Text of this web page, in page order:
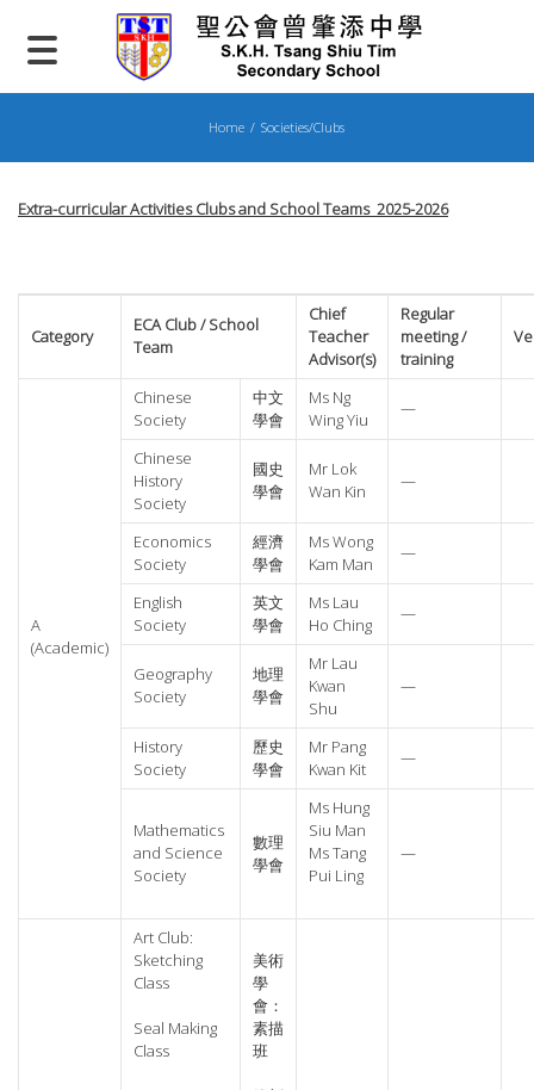
content
Home Societies/Clubs
Extra-curricular Activities Clubs and School Teams 2025-2026
Category
ECA Club / School
Team
Chief
Teacher
Advisor(s)
Regular
meeting /
training
A
(Academic)
Chinese
Society
中文
學會
Ms Ng
Wing Yiu
—
Chinese
History
Society
國史
學會
Mr Lok
Wan Kin
—
Economics
Society
經濟
學會
Ms Wong
Kam Man
—
English
Society
英文
學會
Ms Lau
Ho Ching
—
Geography
Society
地理
學會
Mr Lau
Kwan
Shu
—
History
Society
歷史
學會
Mr Pang
Kwan Kit
—
Mathematics
and Science
Society
數理
學會
Ms Hung
Siu Man
Ms Tang
Pui Ling
—
Art Club:
Sketching
Class
Seal Making
Class
美術
學
會：
素描
班